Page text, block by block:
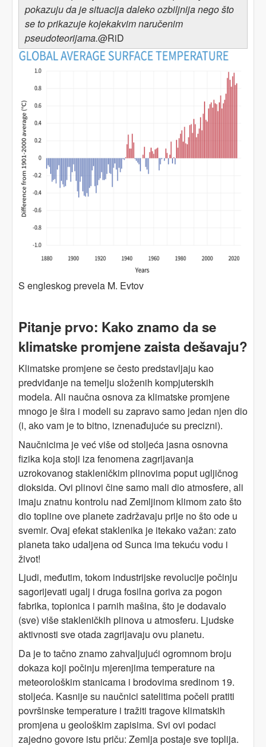
pokazuju da je situacija daleko ozbiljnija negošto
se toprikazujekojekakvimnaručenim
pseudoteorijama.@RiD
S engleskog prevela M. Evtov
Pitanje prvo: Kako znamo da se
klimatske promjene zaista dešavaju?
Klimatske promjene se često predstavljaju kao
predviđanje na temelju složenih kompjuterskih
modela. Ali naučna osnova za klimatske promjene
mnogo je šira i modeli su zapravo samo jedan njen dio
(i, ako vam je to bitno, iznenađujuće su precizni).
Naučnicima je već više od stoljeća jasna osnovna
fizika koja stoji iza fenomena zagrijavanja
uzrokovanog stakleničkim plinovima poput ugljičnog
dioksida. Ovi plinovi čine samo mali dio atmosfere, ali
imaju znatnu kontrolu nad Zemljinom klimom zato što
dio topline ove planete zadržavaju prije no što ode u
svemir. Ovaj efekat staklenika je itekako važan: zato
planeta tako udaljena od Sunca ima tekuću vodu i
život!
Ljudi, međutim, tokom industrijske revolucije počinju
sagorijevati ugalj i druga fosilna goriva za pogon
fabrika, topionica i parnih mašina, što je dodavalo
(sve) više stakleničkih plinova u atmosferu. Ljudske
aktivnosti sve otada zagrijavaju ovu planetu.
Da je to tačno znamo zahvaljujući ogromnom broju
dokaza koji počinju mjerenjima temperature na
meteorološkim stanicama i brodovima sredinom 19.
stoljeća. Kasnije su naučnici satelitima počeli pratiti
površinske temperature i tražiti tragove klimatskih
promjena u geološkim zapisima. Svi ovi podaci
zajedno govore istu priču: Zemlja postaje sve toplija.